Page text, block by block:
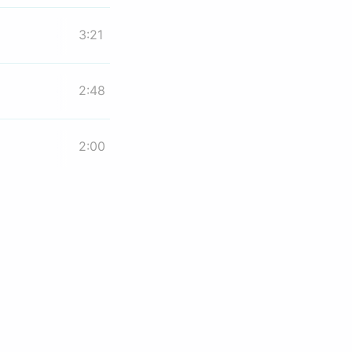
3:21
2:48
2:00